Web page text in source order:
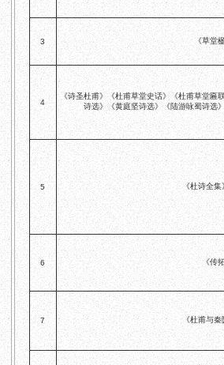
3 《草堂
4
《诗圣杜甫》《杜甫草堂史话》《杜甫草堂
诗选》《黄庭坚诗选》《陆游咏蜀诗选
5 《杜诗全集
6 《传
7 《杜甫与秦